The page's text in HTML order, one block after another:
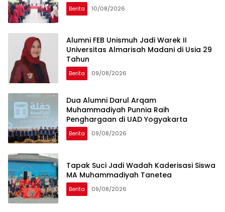
Berita 10/08/2026
Alumni FEB Unismuh Jadi Warek II
Universitas Almarisah Madani di Usia 29
Tahun
Berita 09/08/2026
Dua Alumni Darul Arqam
Muhammadiyah Punnia Raih
Penghargaan di UAD Yogyakarta
Berita 09/08/2026
Tapak Suci Jadi Wadah Kaderisasi Siswa
MA Muhammadiyah Tanetea
Berita 09/08/2026